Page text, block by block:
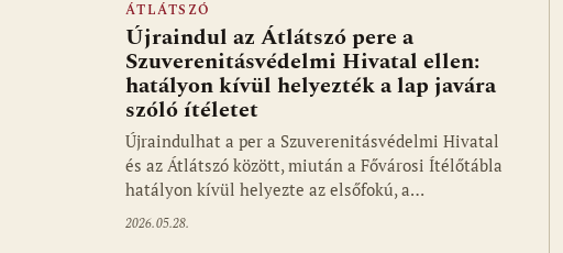
ÁTLÁTSZÓ
Újraindul az Átlátszó pere a
Szuverenitásvédelmi Hivatal ellen:
hatályon kívül helyezték a lap javára
szóló ítéletet
Újraindulhat a per a Szuverenitásvédelmi Hivatal
és az Átlátszó között, miután a Fővárosi Ítélőtábla
hatályon kívül helyezte az elsőfokú, a…
2026.05.28.